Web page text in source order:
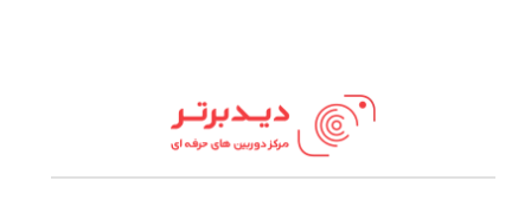
آن 97 و 98 نشان داده شده است. ایده آل برای